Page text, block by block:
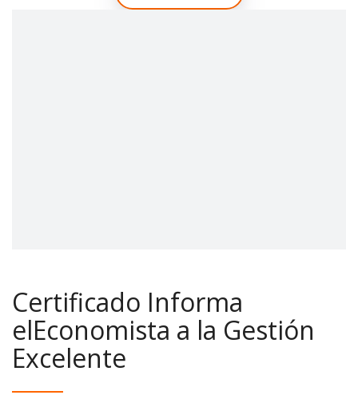
Certificado Informa
elEconomista a la Gestión
Excelente